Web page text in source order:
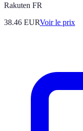
Rakuten FR
38.46 EURVoir le prix